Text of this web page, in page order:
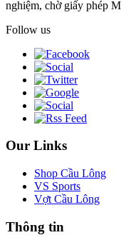
nghiệm, chờ giấy phép
Follow us
Our Links
Shop Cầu Lông
VS Sports
Vợt Cầu Lông
Thông tin